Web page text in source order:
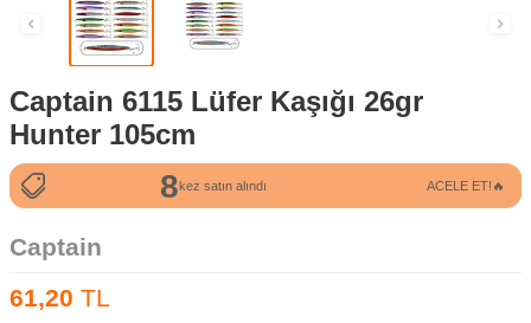
Captain 6115 Lüfer Kaşığı 26gr
Hunter 105cm
8kez satın alındı
108kez görüntülendi ACELE ET!🔥
Captain
61,20 TL